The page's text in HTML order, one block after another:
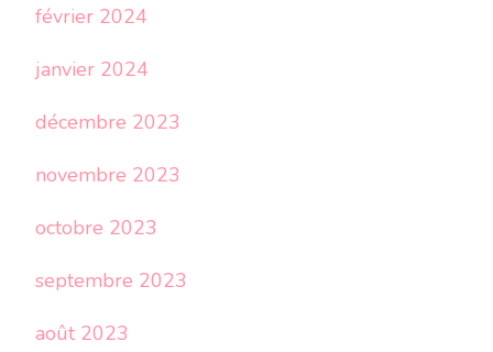
février 2024
janvier 2024
décembre 2023
novembre 2023
octobre 2023
septembre 2023
août 2023